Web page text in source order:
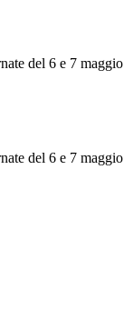
del 6 e 7 maggio
del 6 e 7 maggio